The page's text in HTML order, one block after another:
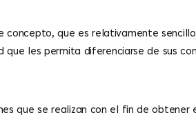
concepto, que es relativamente
les permita diferenciarse de sus
que se realizan con el fin de